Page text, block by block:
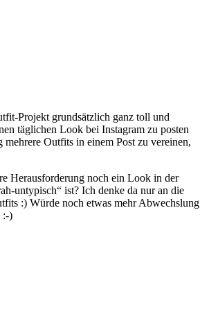
Projekt grundsätzlich ganz toll und
täglichen Look bei Instagram zu posten
Outfits in einem Post zu vereinen,
Herausforderung noch ein Look in der
untypisch“ ist? Ich denke da nur an die
:) Würde noch etwas mehr Abwechslung
:-)